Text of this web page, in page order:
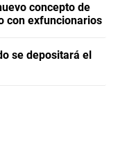
concepto de
con exfuncionarios
se depositará el